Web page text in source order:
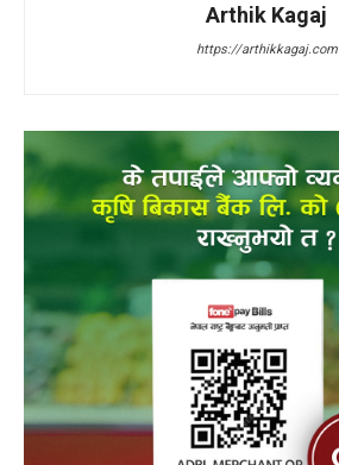
Arthik Kagaj
https://arthikkagaj.com